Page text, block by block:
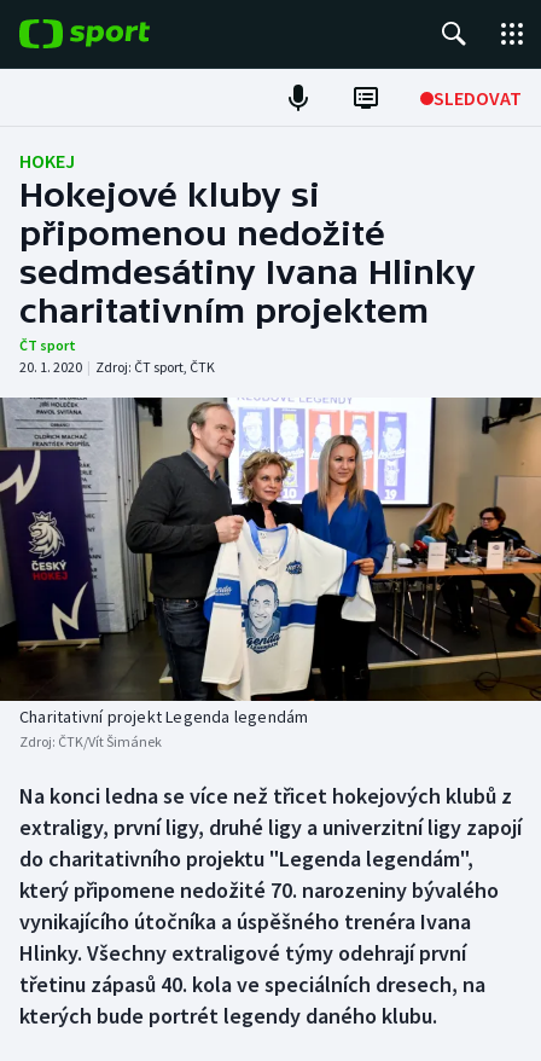
SLEDOVAT
Fotbal
Hokej
Tenis
Atletika
DALŠÍ SPORTY
Americký fotbal
Baseball a softbal
Basketbal
Boby a skeleton
Box
Curling
Dostihy
Florbal
Futsal
NEPŘEHLÉDNĚTE
Soutěže
Historické návraty
Aplikace ČT sport
AZ kvíz
HOKEJ
Hokejové kluby si
připomenou nedožité
sedmdesátiny Ivana Hlinky
charitativním projektem
ČT sport
20. 1. 2020 | Zdroj: ČT sport, ČTK
Charitativní projekt Legenda legendám
Zdroj: ČTK/Vít Šimánek
Na konci ledna se více než třicet hokejových klubů z
extraligy, první ligy, druhé ligy a univerzitní ligy zapojí
do charitativního projektu "Legenda legendám",
který připomene nedožité 70. narozeniny bývalého
vynikajícího útočníka a úspěšného trenéra Ivana
Hlinky. Všechny extraligové týmy odehrají první
třetinu zápasů 40. kola ve speciálních dresech, na
kterých bude portrét legendy daného klubu.